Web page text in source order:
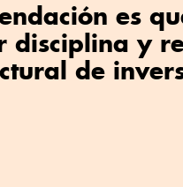
es
disciplina y
de